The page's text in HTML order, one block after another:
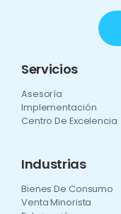
Servicios
Asesoría
Implementación
Centro De Excelencia
Industrias
Bienes De Consumo
Venta Minorista